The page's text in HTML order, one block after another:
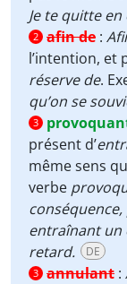
Je te quitte en
2 afin de :
l’intention, et
réserve de.
qu’on se
3
présent d’
même sens
verbe
entraînant un
retard.
DE
3 annulant :